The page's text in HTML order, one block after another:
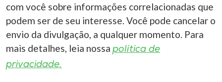
com você sobre informações correlacionadas que
podem ser de seu interesse. Você pode cancelar o
envio da divulgação, a qualquer momento. Para
mais detalhes, leia nossa política de
privacidade.